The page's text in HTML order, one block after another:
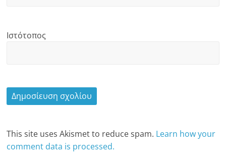
Ιστότοπος
This site uses Akismet to reduce spam. Learn how your
comment data is processed.